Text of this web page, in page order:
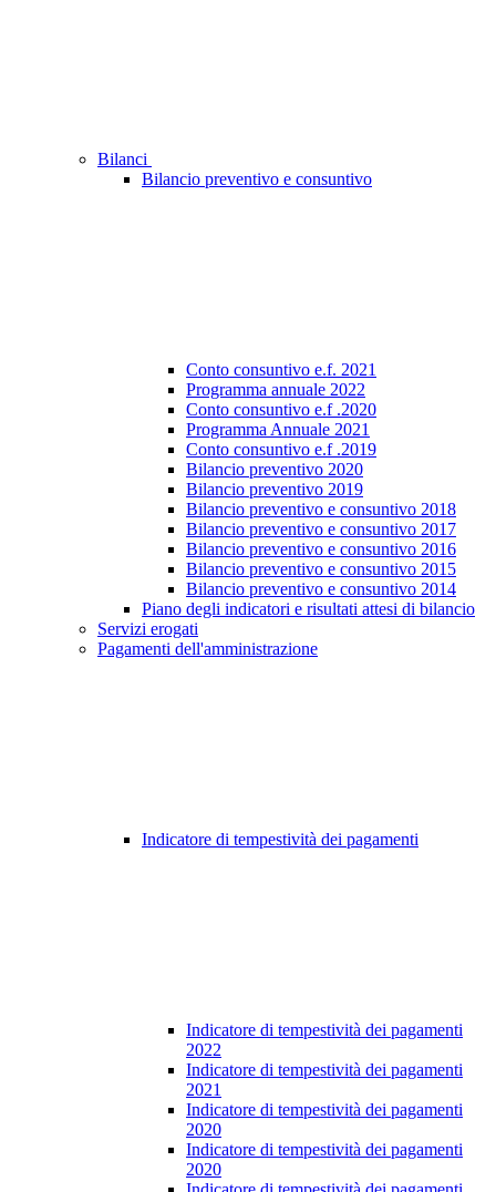
Bilanci
Bilancio preventivo e consuntivo
Conto consuntivo e.f. 2021
Programma annuale 2022
Conto consuntivo e.f .2020
Programma Annuale 2021
Conto consuntivo e.f .2019
Bilancio preventivo 2020
Bilancio preventivo 2019
Bilancio preventivo e consuntivo 2018
Bilancio preventivo e consuntivo 2017
Bilancio preventivo e consuntivo 2016
Bilancio preventivo e consuntivo 2015
Bilancio preventivo e consuntivo 2014
Piano degli indicatori e risultati attesi di bilancio
Servizi erogati
Pagamenti dell'amministrazione
Indicatore di tempestività dei pagamenti
Indicatore di tempestività dei pagamenti
2022
Indicatore di tempestività dei pagamenti
2021
Indicatore di tempestività dei pagamenti
2020
Indicatore di tempestività dei pagamenti
2020